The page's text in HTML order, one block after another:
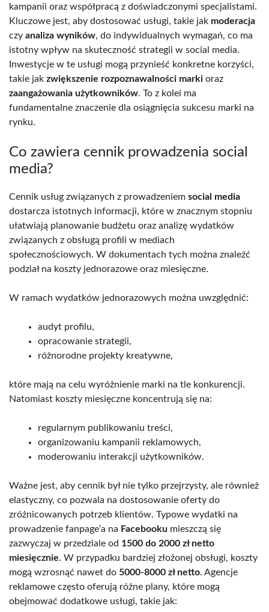
kampanii oraz współpracą z doświadczonymi specjalistami.
Kluczowe jest, aby dostosować usługi, takie jak moderacja
czy analiza wyników, do indywidualnych wymagań, co ma
istotny wpływ na skuteczność strategii w social media.
Inwestycje w te usługi mogą przynieść konkretne korzyści,
takie jak zwiększenie rozpoznawalności marki oraz
zaangażowania użytkowników. To z kolei ma
fundamentalne znaczenie dla osiągnięcia sukcesu marki na
rynku.
Co zawiera cennik prowadzenia social
media?
Cennik usług związanych z prowadzeniem social media
dostarcza istotnych informacji, które w znacznym stopniu
ułatwiają planowanie budżetu oraz analizę wydatków
związanych z obsługą profili w mediach
społecznościowych. W dokumentach tych można znaleźć
podział na koszty jednorazowe oraz miesięczne.
W ramach wydatków jednorazowych można uwzględnić:
audyt profilu,
opracowanie strategii,
różnorodne projekty kreatywne,
które mają na celu wyróżnienie marki na tle konkurencji.
Natomiast koszty miesięczne koncentrują się na:
regularnym publikowaniu treści,
organizowaniu kampanii reklamowych,
moderowaniu interakcji użytkowników.
Ważne jest, aby cennik był nie tylko przejrzysty, ale również
elastyczny, co pozwala na dostosowanie oferty do
zróżnicowanych potrzeb klientów. Typowe wydatki na
prowadzenie fanpage’a na Facebooku mieszczą się
zazwyczaj w przedziale od 1500 do 2000 zł netto
miesięcznie. W przypadku bardziej złożonej obsługi, koszty
mogą wzrosnąć nawet do 5000-8000 zł netto. Agencje
reklamowe często oferują różne plany, które mogą
obejmować dodatkowe usługi, takie jak: